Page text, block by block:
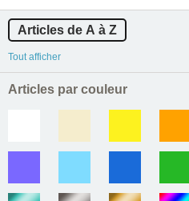
Articles de A à Z
Tout afficher
Articles par couleur